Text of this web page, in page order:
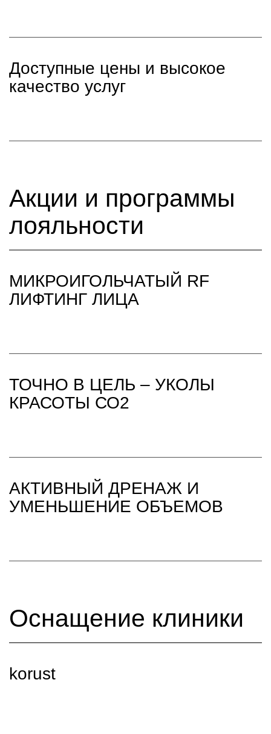
Доступные цены и высокое
качество услуг
Акции и программы
лояльности
МИКРОИГОЛЬЧАТЫЙ RF
ЛИФТИНГ ЛИЦА
ТОЧНО В ЦЕЛЬ – УКОЛЫ
КРАСОТЫ СО2
АКТИВНЫЙ ДРЕНАЖ И
УМЕНЬШЕНИЕ ОБЪЕМОВ
Оснащение клиники
korust